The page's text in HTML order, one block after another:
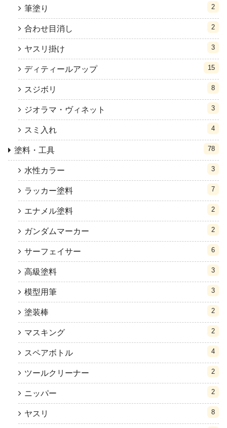
筆塗り 2
合わせ目消し 2
ヤスリ掛け 3
ディティールアップ 15
スジボリ 8
ジオラマ・ヴィネット 3
スミ入れ 4
塗料・工具 78
水性カラー 3
ラッカー塗料 7
エナメル塗料 2
ガンダムマーカー 2
サーフェイサー 6
高級塗料 3
模型用筆 3
塗装棒 2
マスキング 2
スペアボトル 4
ツールクリーナー 2
ニッパー 2
ヤスリ 8